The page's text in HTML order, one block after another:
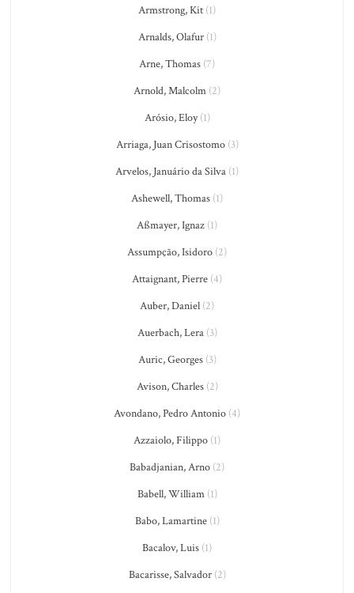
Armstrong, Kit (1)
Arnalds, Olafur(1)
Arne, Thomas (7)
Arnold, Malcolm (2)
Arósio, Eloy(1)
Arriaga, Juan Crisostomo(3)
Arvelos, Januário da Silva (1)
Ashewell, Thomas (1)
Aßmayer, Ignaz (1)
Assumpção, Isidoro (2)
Attaignant, Pierre (4)
Auber, Daniel (2)
Auerbach, Lera(3)
Auric, Georges(3)
Avison, Charles(2)
Avondano, Pedro Antonio (4)
Azzaiolo, Filippo (1)
Babadjanian, Arno (2)
Babell, William(1)
Babo, Lamartine(1)
Bacalov, Luis (1)
Bacarisse, Salvador(2)